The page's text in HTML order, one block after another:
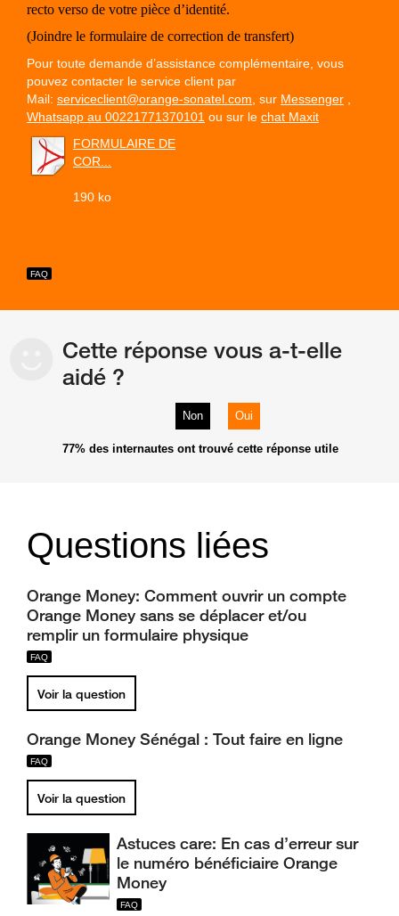
recto verso de votre pièce d’identité.
(Joindre le formulaire de correction de transfert)
Pour toute demande d’assistance complémentaire, vous
pouvez contacter le service client par
Mail: serviceclient@orange-sonatel.com , sur Messenger
Whatsapp au 00221771370101 ou sur le chat Maxit
FORMULAIRE DE
COR...
190 ko
Cette réponse vous a-t-elle
aidé ?
Non Oui
77% des internautes ont trouvé cette réponse utile
Questions liées
Orange Money: Comment ouvrir un compte
Orange Money sans se déplacer et/ou
remplir un formulaire physique
Voir la question
Orange Money Sénégal : Tout faire en ligne
Voir la question
Astuces care: En cas d’erreur sur
le numéro bénéficiaire Orange
Money